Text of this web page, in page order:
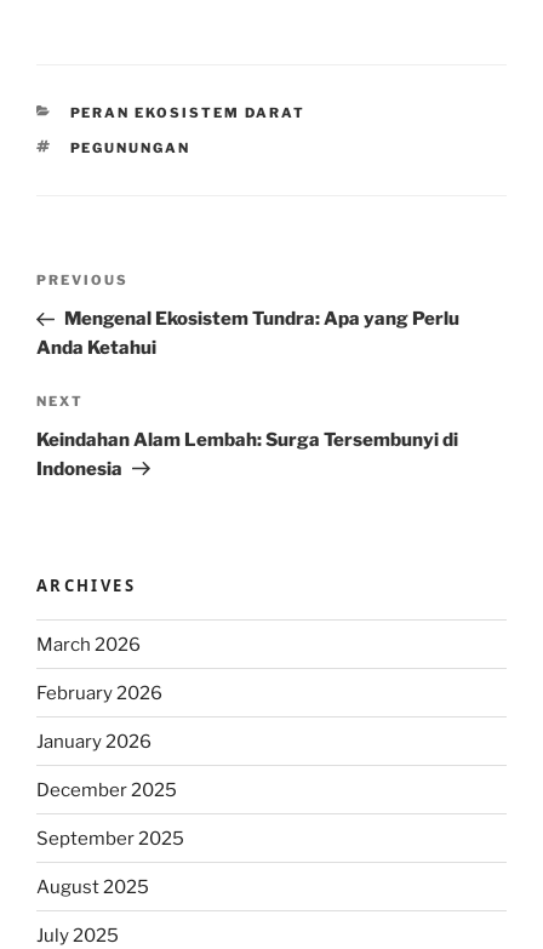
CATEGORIES
PERAN EKOSISTEM DARAT
TAGS
PEGUNUNGAN
Previous
Post
PREVIOUS
Mengenal Ekosistem Tundra: Apa yang Perlu
Anda Ketahui
Next
Post
NEXT
Keindahan Alam Lembah: Surga Tersembunyi di
Indonesia
ARCHIVES
March 2026
February 2026
January 2026
December 2025
September 2025
August 2025
July 2025